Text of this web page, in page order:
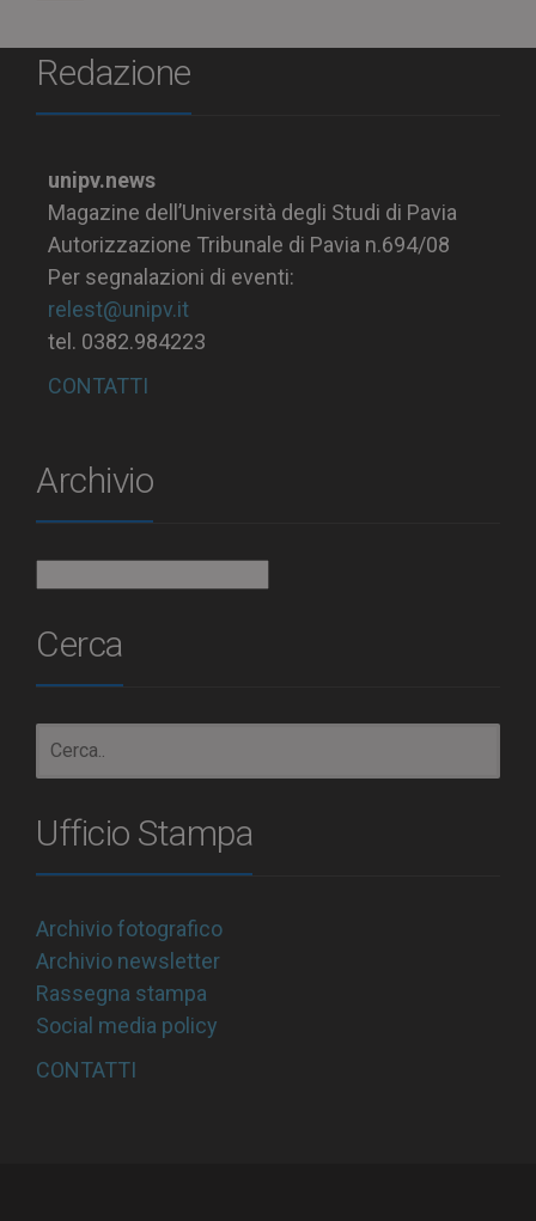
Redazione
unipv.news
Magazine dell’Università degli Studi di Pavia
Autorizzazione Tribunale di Pavia n.694/08
Per segnalazioni di eventi:
relest@unipv.it
tel. 0382.984223
CONTATTI
Archivio
Cerca
Ufficio Stampa
Archivio fotografico
Archivio newsletter
Rassegna stampa
Social media policy
CONTATTI